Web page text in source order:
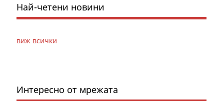
Най-четени новини
виж всички
Интересно от мрежата